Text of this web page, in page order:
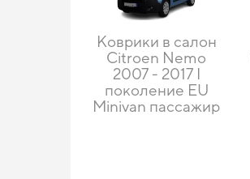
Коврики в салон
Citroen Nemo
2007 - 2017 I
поколение EU
Minivan пассажир